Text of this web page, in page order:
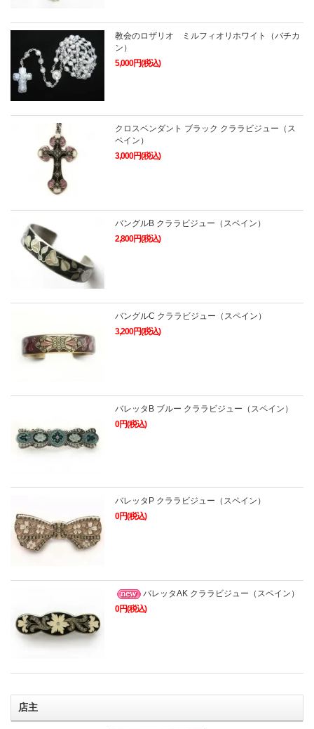
教会のロザリオ ミルフィオリホワイト（バチカ
ン）
5,000円(税込)
クロスペンダント ブラック クララビジュー（ス
ペイン）
3,000円(税込)
バングルB クララビジュー（スペイン）
2,800円(税込)
バングルC クララビジュー（スペイン）
3,200円(税込)
バレッタB ブルー クララビジュー（スペイン）
0円(税込)
バレッタP クララビジュー（スペイン）
0円(税込)
バレッタAK クララビジュー（スペイン）
0円(税込)
店主